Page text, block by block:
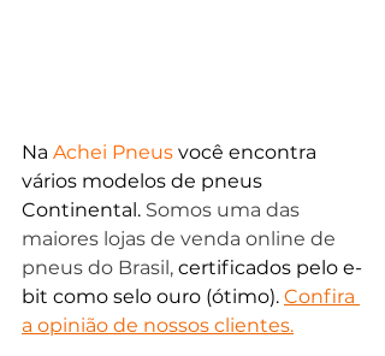
Na Achei Pneus você encontra
vários modelos de pneus
Continental. Somos uma das
maiores lojas de venda online de
pneus do Brasil, certificados pelo e-
bit como selo ouro (ótimo). Confira
a opinião de nossos clientes.